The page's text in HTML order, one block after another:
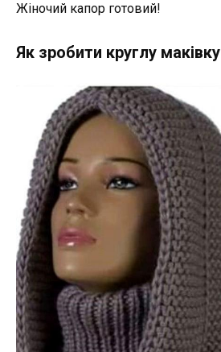
Жіночий капор готовий!
Як зробити круглу маківку